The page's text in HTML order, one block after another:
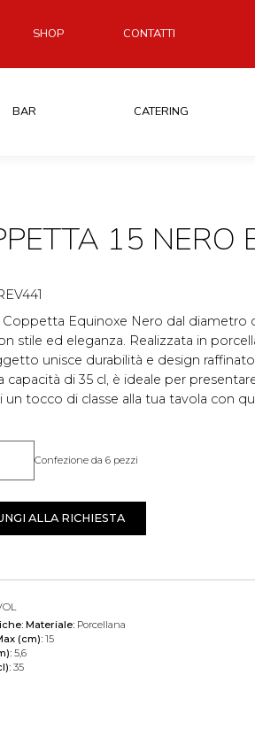
SHOP CONTATTI
BAR CATERING
15 NERO
Coppetta Equinoxe Nero dal diametro
stile ed eleganza. Realizzata in
unisce durabilità e design
capacità di 35 cl, è ideale per
un tocco di classe alla tua tavola con
Confezione da 6 pezzi
ALLA RICHIESTA
Materiale: Porcellana
(cm): 15
5,6
35